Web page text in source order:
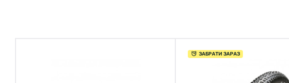
ЗАБРАТИ ЗАРАЗ